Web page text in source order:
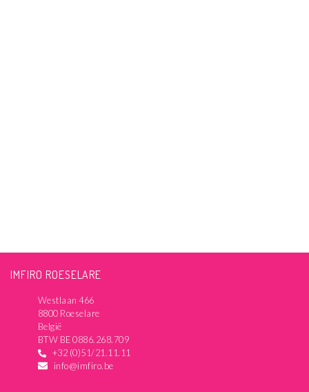
IMFIRO ROESELARE
Westlaan 466
8800 Roeselare
België
BTW BE 0886.268.709
+32 (0)51/21.11.11
info@imfiro.be